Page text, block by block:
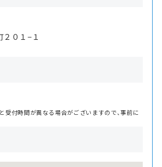
２０１−１
受付時間が異なる場合がございますので、事前に